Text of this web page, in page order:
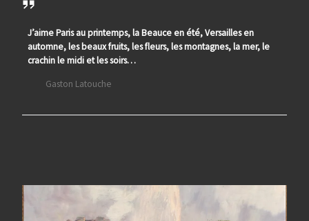
J’aime Paris au printemps, la Beauce en été, Versailles en
automne, les beaux fruits, les fleurs, les montagnes, la mer, le
crachin le midi et les soirs…
Gaston Latouche